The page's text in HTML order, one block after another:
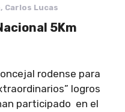
, Carlos Lucas
5Km
rodense para
logros
participado en el